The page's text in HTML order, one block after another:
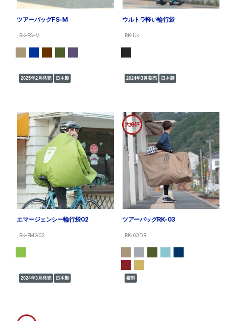
ツアーバッグFS-M
RK-FS-M
2025年2月発売 日本製
ウルトラ軽い輪行袋
RK-UK
2024年3月発売 日本製
エマージェンシー輪行袋02
RK-EMG02
2024年3月発売 日本製
大好評
ツアーバッグRK-03
RK-03DR
横型